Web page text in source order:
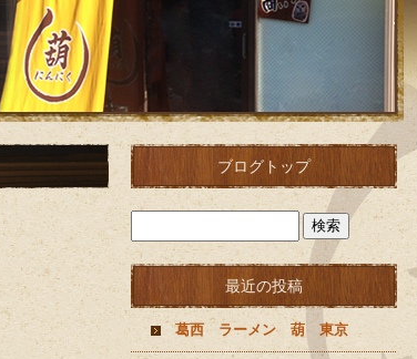
ブログトップ
最近の投稿
葛西 ラーメン 葫 東京